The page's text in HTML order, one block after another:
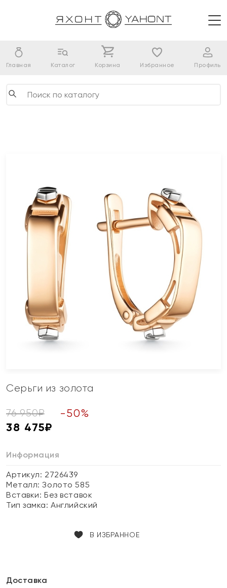
Главная Каталог Корзина Избранное Профиль
Серьги из золота
76 950₽ -50%
38 475₽
Информация
Артикул: 2726439
Металл:Золото 585
Вставки:Без вставок
Тип замка:Английский
В ИЗБРАННОЕ
Доставка